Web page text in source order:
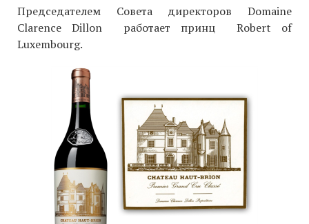
Председателем Совета директоров Domaine
Clarence Dillon работает принц Robert of
Luxembourg.